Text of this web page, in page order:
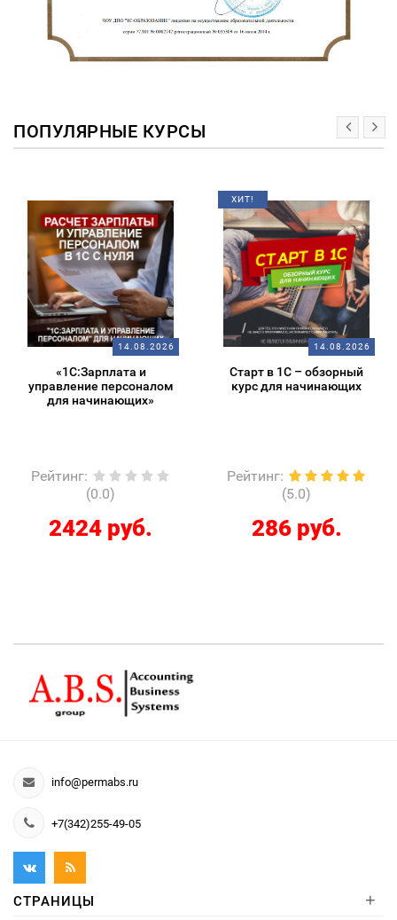
ПОПУЛЯРНЫЕ КУРСЫ
14.08.2026
«1С:Зарплата и
управление персоналом
для начинающих»
Рейтинг:
(0.0)
2424 руб.
ХИТ!
14.08.2026
Старт в 1С – обзорный
курс для начинающих
Рейтинг:
(5.0)
286 руб.
info@permabs.ru
+7(342)255-49-05
СТРАНИЦЫ +